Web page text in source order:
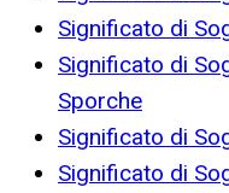
Significato di
Significato di
Sporche
Significato di
Significato di